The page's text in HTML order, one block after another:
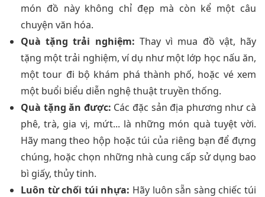
món đồ này không chỉ đẹp mà còn kể một câu
chuyện văn hóa.
Quà tặng trải nghiệm: Thay vì mua đồ vật, hãy
tặng một trải nghiệm, ví dụ như một lớp học nấu ăn,
một tour đi bộ khám phá thành phố, hoặc vé xem
một buổi biểu diễn nghệ thuật truyền thống.
Quà tặng ăn được: Các đặc sản địa phương như cà
phê, trà, gia vị, mứt... là những món quà tuyệt vời.
Hãy mang theo hộp hoặc túi của riêng bạn để đựng
chúng, hoặc chọn những nhà cung cấp sử dụng bao
bì giấy, thủy tinh.
Luôn từ chối túi nhựa: Hãy luôn sẵn sàng chiếc túi